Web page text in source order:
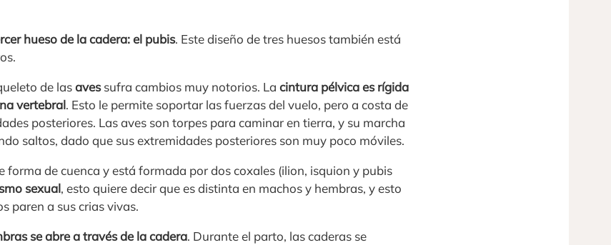
hueso de la cadera: el pubis. Este diseño de tres huesos también está
de lasavessufra cambios muy notorios. La cintura pélvica es rígida
vertebral. Esto le permite soportar las fuerzas del vuelo, pero a costa de
posteriores. Las aves son torpes para caminar en tierra, y su marcha
saltos, dado que sus extremidades posteriores son muy poco móviles.
forma de cuenca y está formada por dos coxales (ilion, isquion y pubis
sexual, esto quiere decir que es distinta en machos y hembras, y esto
paren a sus crias vivas.
se abre a través de la cadera. Durante el parto, las caderas se